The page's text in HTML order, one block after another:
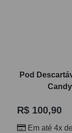
Pod
R$ 100,90
Em até 4x